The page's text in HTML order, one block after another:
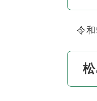
令和